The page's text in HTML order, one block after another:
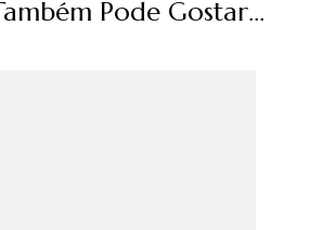
Pode Gostar...